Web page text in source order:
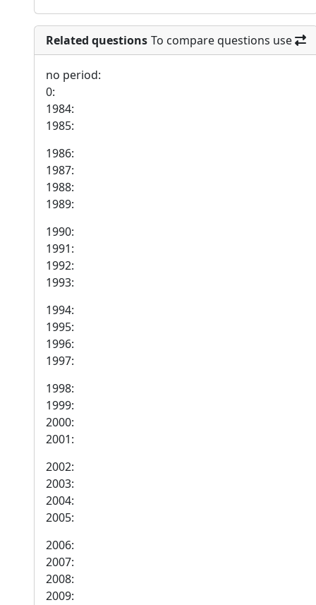
Related questions To compare questions use
no period:
0:
1984:
1985:
1986:
1987:
1988:
1989:
1990:
1991:
1992:
1993:
1994:
1995:
1996:
1997:
1998:
1999:
2000:
2001:
2002:
2003:
2004:
2005:
2006:
2007:
2008:
2009: